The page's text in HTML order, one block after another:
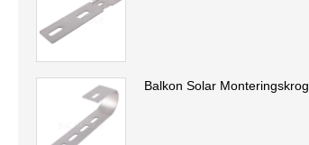
Balkon Solar Monteringskrog